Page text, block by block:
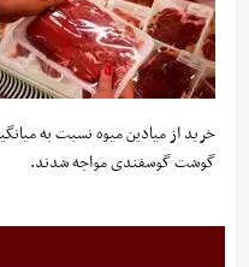
گوشت گوسفندی مواجه شدند.